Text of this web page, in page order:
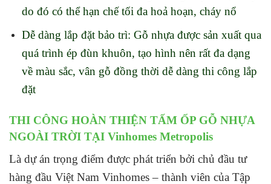
do đó có thể hạn chế tối đa hoả hoạn, cháy nổ
Dễ dàng lắp đặt bảo trì: Gỗ nhựa được sản xuất qua
quá trình ép đùn khuôn, tạo hình nên rất đa dạng
về màu sắc, vân gỗ đồng thời dễ dàng thi công lắp
đặt
THI CÔNG HOÀN THIỆN TẤM ỐP GỖ NHỰA
NGOÀI TRỜI TẠI Vinhomes Metropolis
Là dự án trọng điểm được phát triển bởi chủ đầu tư
hàng đầu Việt Nam Vinhomes – thành viên của Tập